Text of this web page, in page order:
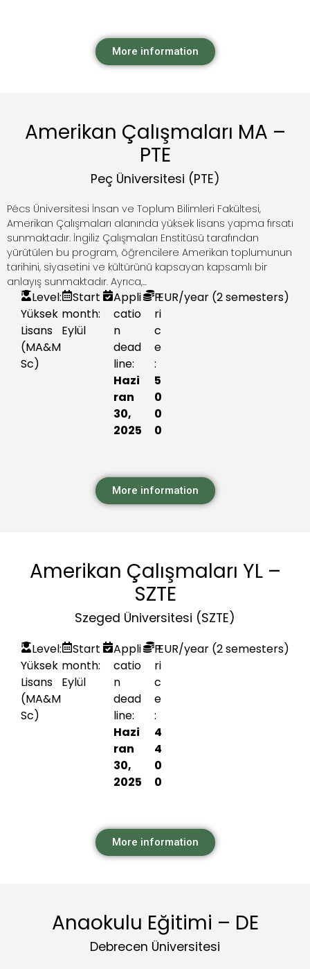
More information
Amerikan Çalışmaları MA –
PTE
Peç Üniversitesi (PTE)
Pécs Üniversitesi İnsan ve Toplum Bilimleri Fakültesi,
Amerikan Çalışmaları alanında yüksek lisans yapma fırsatı
sunmaktadır. İngiliz Çalışmaları Enstitüsü tarafından
yürütülen bu program, öğrencilere Amerikan toplumunun
tarihini, siyasetini ve kültürünü kapsayan kapsamlı bir
anlayış sunmaktadır. Ayrıca,...
Level:
Yüksek
Lisans
(MA&M
Sc)
Start
month:
Eylül
Appli
catio
n
dead
line:
Hazi
ran
30,
2025
P
ri
c
e
:
5
0
0
0
EUR/year (2 semesters)
More information
Amerikan Çalışmaları YL –
SZTE
Szeged Üniversitesi (SZTE)
Level:
Yüksek
Lisans
(MA&M
Sc)
Start
month:
Eylül
Appli
catio
n
dead
line:
Hazi
ran
30,
2025
P
ri
c
e
:
4
4
0
0
EUR/year (2 semesters)
More information
Anaokulu Eğitimi – DE
Debrecen Üniversitesi